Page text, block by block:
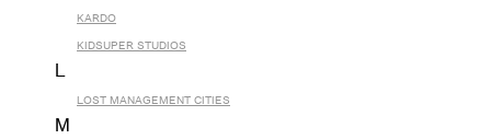
KARDO
KIDSUPER STUDIOS
L
LOST MANAGEMENT CITIES
M